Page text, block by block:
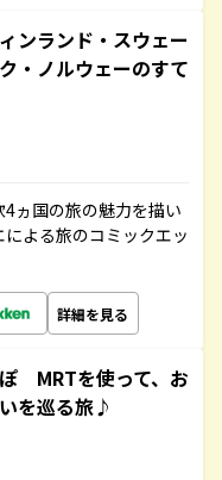
ンランド・スウェー
・ノルウェーのすて
ヵ国の旅の魅力を描い
よる旅のコミックエッ
詳細を見る
MRTを使って、お
を巡る旅♪